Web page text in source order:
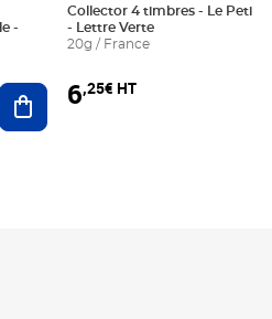
Ajouter au panier
Collector 4 timbres - Le Petit
- Lettre Verte
20g / France
6,25€ HT